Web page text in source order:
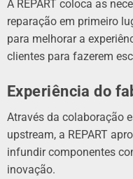
A REPART coloca as
reparação em primeiro
para melhorar a
clientes para fazerem
Experiência do
Através da colaboração
upstream, a REPART
infundir componentes
inovação.